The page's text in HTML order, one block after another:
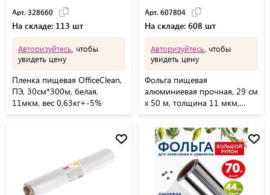
Арт. 328660
На складе: 113 шт
Авторизуйтесь , чтобы
увидеть цену
Пленка пищевая OfficeClean,
ПЭ, 30см*300м, белая,
11мкм, вес 0,63кг+-5%
Арт. 607804
На складе: 608 шт
Авторизуйтесь , чтобы
увидеть цену
Фольга пищевая
алюминиевая прочная, 29 см
х 50 м, толщина 11 мкм,